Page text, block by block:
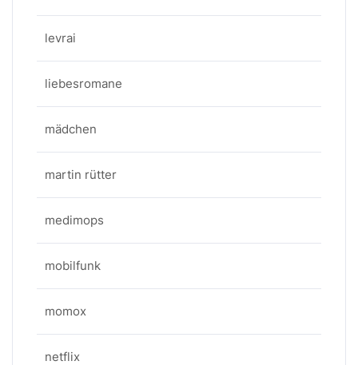
levrai
liebesromane
mädchen
martin rütter
medimops
mobilfunk
momox
netflix